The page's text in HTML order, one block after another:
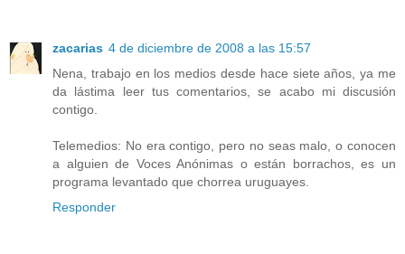
zacarias 4 de diciembre de 2008 a las 15:57
Nena, trabajo en los medios desde hace siete años, ya me
da lástima leer tus comentarios, se acabo mi discusión
contigo.
Telemedios: No era contigo, pero no seas malo, o conocen
a alguien de Voces Anónimas o están borrachos, es un
programa levantado que chorrea uruguayes.
Responder